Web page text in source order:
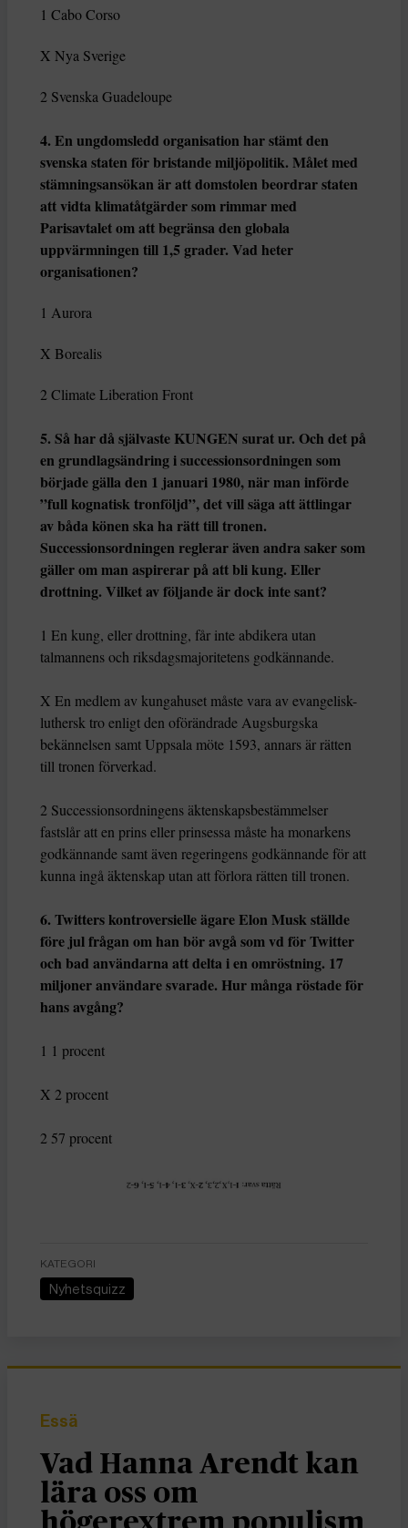
1 Cabo Corso
X Nya Sverige
2 Svenska Guadeloupe
4. En ungdomsledd organisation har stämt den
svenska staten för bristande miljöpolitik. Målet med
stämningsansökan är att domstolen beordrar staten
att vidta klimatåtgärder som rimmar med
Parisavtalet om att begränsa den globala
uppvärmningen till 1,5 grader. Vad heter
organisationen?
1 Aurora
X Borealis
2 Climate Liberation Front
5. Så har då självaste KUNGEN surat ur. Och det på
en grundlagsändring i successionsordningen som
började gälla den 1 januari 1980, när man införde
”full kognatisk tronföljd”, det vill säga att ättlingar
av båda könen ska ha rätt till tronen.
Successionsordningen reglerar även andra saker som
gäller om man aspirerar på att bli kung. Eller
drottning. Vilket av följande är dock inte sant?
1 En kung, eller drottning, får inte abdikera utan
talmannens och riksdagsmajoritetens godkännande.
X En medlem av kungahuset måste vara av evangelisk-
luthersk tro enligt den oförändrade Augsburgska
bekännelsen samt Uppsala möte 1593, annars är rätten
till tronen förverkad.
2 Successionsordningens äktenskapsbestämmelser
fastslår att en prins eller prinsessa måste ha monarkens
godkännande samt även regeringens godkännande för att
kunna ingå äktenskap utan att förlora rätten till tronen.
6. Twitters kontroversielle ägare Elon Musk ställde
före jul frågan om han bör avgå som vd för Twitter
och bad användarna att delta i en omröstning. 17
miljoner användare svarade. Hur många röstade för
hans avgång?
1 1 procent
X 2 procent
2 57 procent
KATEGORI
Nyhetsquizz
Essä
Vad Hanna Arendt kan
lära oss om